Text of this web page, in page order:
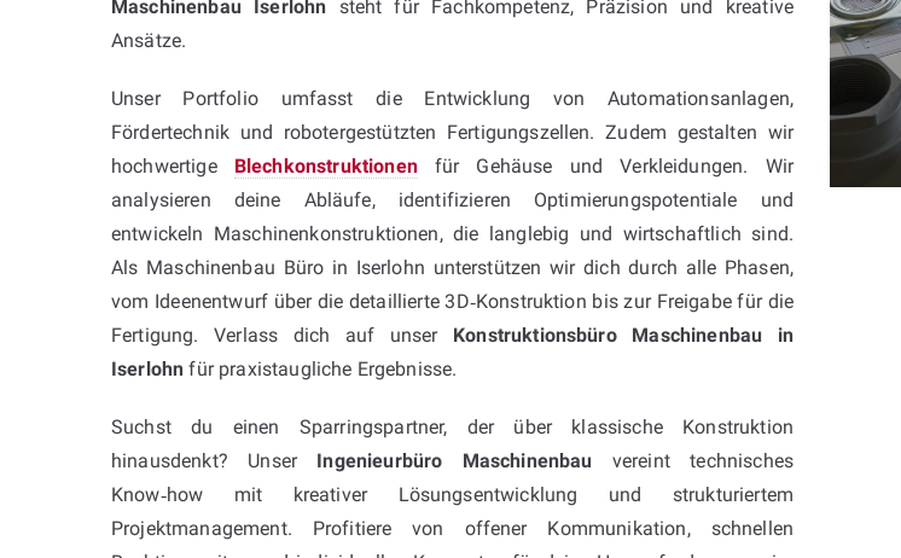
Maschinenbau Iserlohn steht für Fachkompetenz, Präzision und kreative
Ansätze.
Unser Portfolio umfasst die Entwicklung von Automationsanlagen,
Fördertechnik und robotergestützten Fertigungszellen. Zudem gestalten wir
hochwertige Blechkonstruktionenfür Gehäuse und Verkleidungen. Wir
analysieren deine Abläufe, identifizieren Optimierungspotentiale und
entwickeln Maschinenkonstruktionen, die langlebig und wirtschaftlich sind.
Als Maschinenbau Büro in Iserlohn unterstützen wir dich durch alle Phasen,
vom Ideenentwurf über die detaillierte 3D‑Konstruktion bis zur Freigabe für die
Fertigung. Verlass dich auf unser Konstruktionsbüro Maschinenbau in
Iserlohn für praxistaugliche Ergebnisse.
Suchst du einen Sparringspartner, der über klassische Konstruktion
hinausdenkt? Unser Ingenieurbüro Maschinenbau vereint technisches
Know‑how mit kreativer Lösungsentwicklung und strukturiertem
Projektmanagement. Profitiere von offener Kommunikation, schnellen